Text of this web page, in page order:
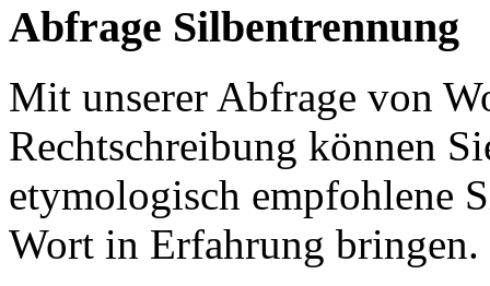
Abfrage Silbentrennung
Mit unserer Abfrage von
Rechtschreibung können
etymologisch empfohlene
Wort in Erfahrung bringen.